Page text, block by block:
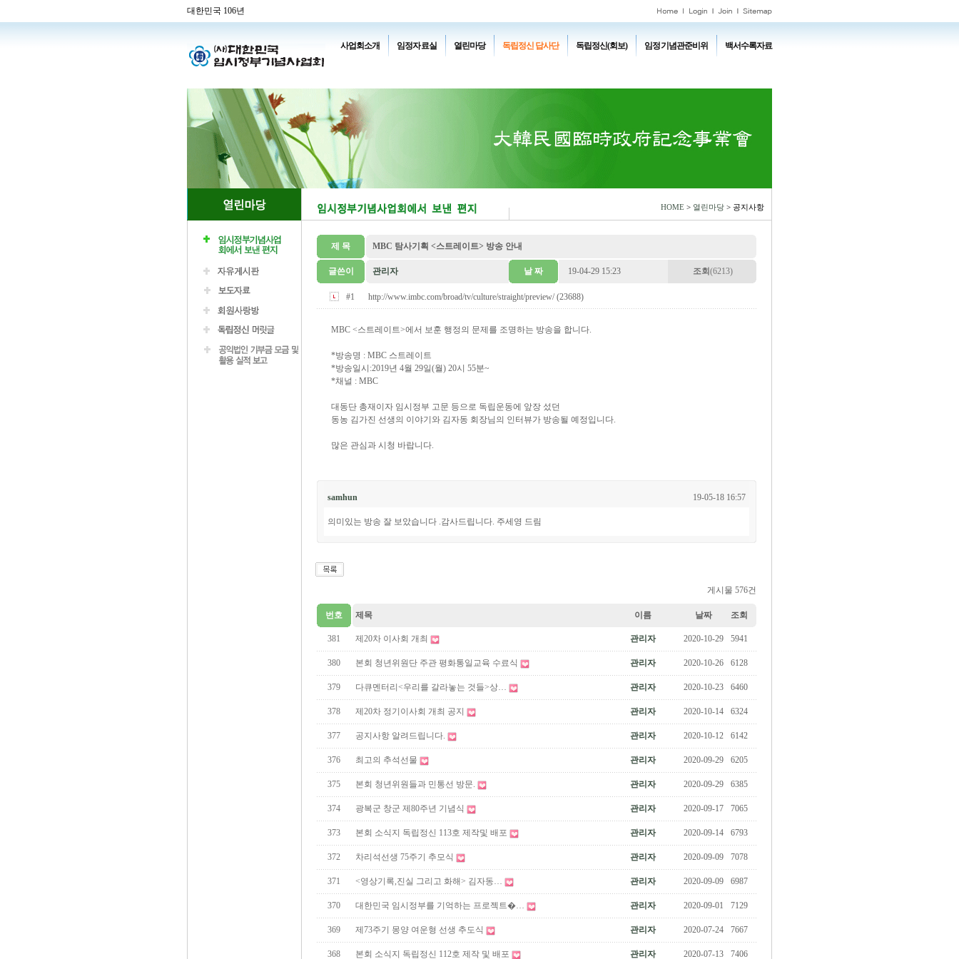
대한민국 106년
사업회소개 임정자료실 열린마당 독립정신 답사단 독립정신(회보) 임정기념관준비위 백서수록자료
HOME > 열린마당 > 공지사항
제 목 MBC 탐사기획 <스트레이트> 방송 안내
글쓴이 관리자 날 짜 19-04-29 15:23 조회 (6213)
#1 http://www.imbc.com/broad/tv/culture/straight/preview/ (23688)
MBC <스트레이트>에서 보훈 행정의 문제를 조명하는 방송을 합니다.
*방송명 : MBC 스트레이트
*방송일시:2019년 4월 29일(월) 20시 55분~
*채널 : MBC
대동단 총재이자 임시정부 고문 등으로 독립운동에 앞장 섰던
동농 김가진 선생의 이야기와 김자동 회장님의 인터뷰가 방송될 예정입니다.
많은 관심과 시청 바랍니다.
samhun 19-05-18 16:57
의미있는 방송 잘 보았습니다 .감사드립니다. 주세영 드림
게시물 576건
번호 제목 이름 날짜 조회
381 제20차 이사회 개최 관리자 2020-10-29 5941
380 본회 청년위원단 주관 평화통일교육 수료식 관리자 2020-10-26 6128
379 다큐멘터리<우리를 갈라놓는 것들>상… 관리자 2020-10-23 6460
378 제20차 정기이사회 개최 공지 관리자 2020-10-14 6324
377 공지사항 알려드립니다. 관리자 2020-10-12 6142
376 최고의 추석선물 관리자 2020-09-29 6205
375 본회 청년위원들과 민통선 방문. 관리자 2020-09-29 6385
374 광복군 창군 제80주년 기념식 관리자 2020-09-17 7065
373 본회 소식지 독립정신 113호 제작및 배포 관리자 2020-09-14 6793
372 차리석선생 75주기 추모식 관리자 2020-09-09 7078
371 <영상기록,진실 그리고 화해> 김자동… 관리자 2020-09-09 6987
370 대한민국 임시정부를 기억하는 프로젝트�… 관리자 2020-09-01 7129
369 제73주기 몽양 여운형 선생 추도식 관리자 2020-07-24 7667
368 본회 소식지 독립정신 112호 제작 및 배포 관리자 2020-07-13 7406